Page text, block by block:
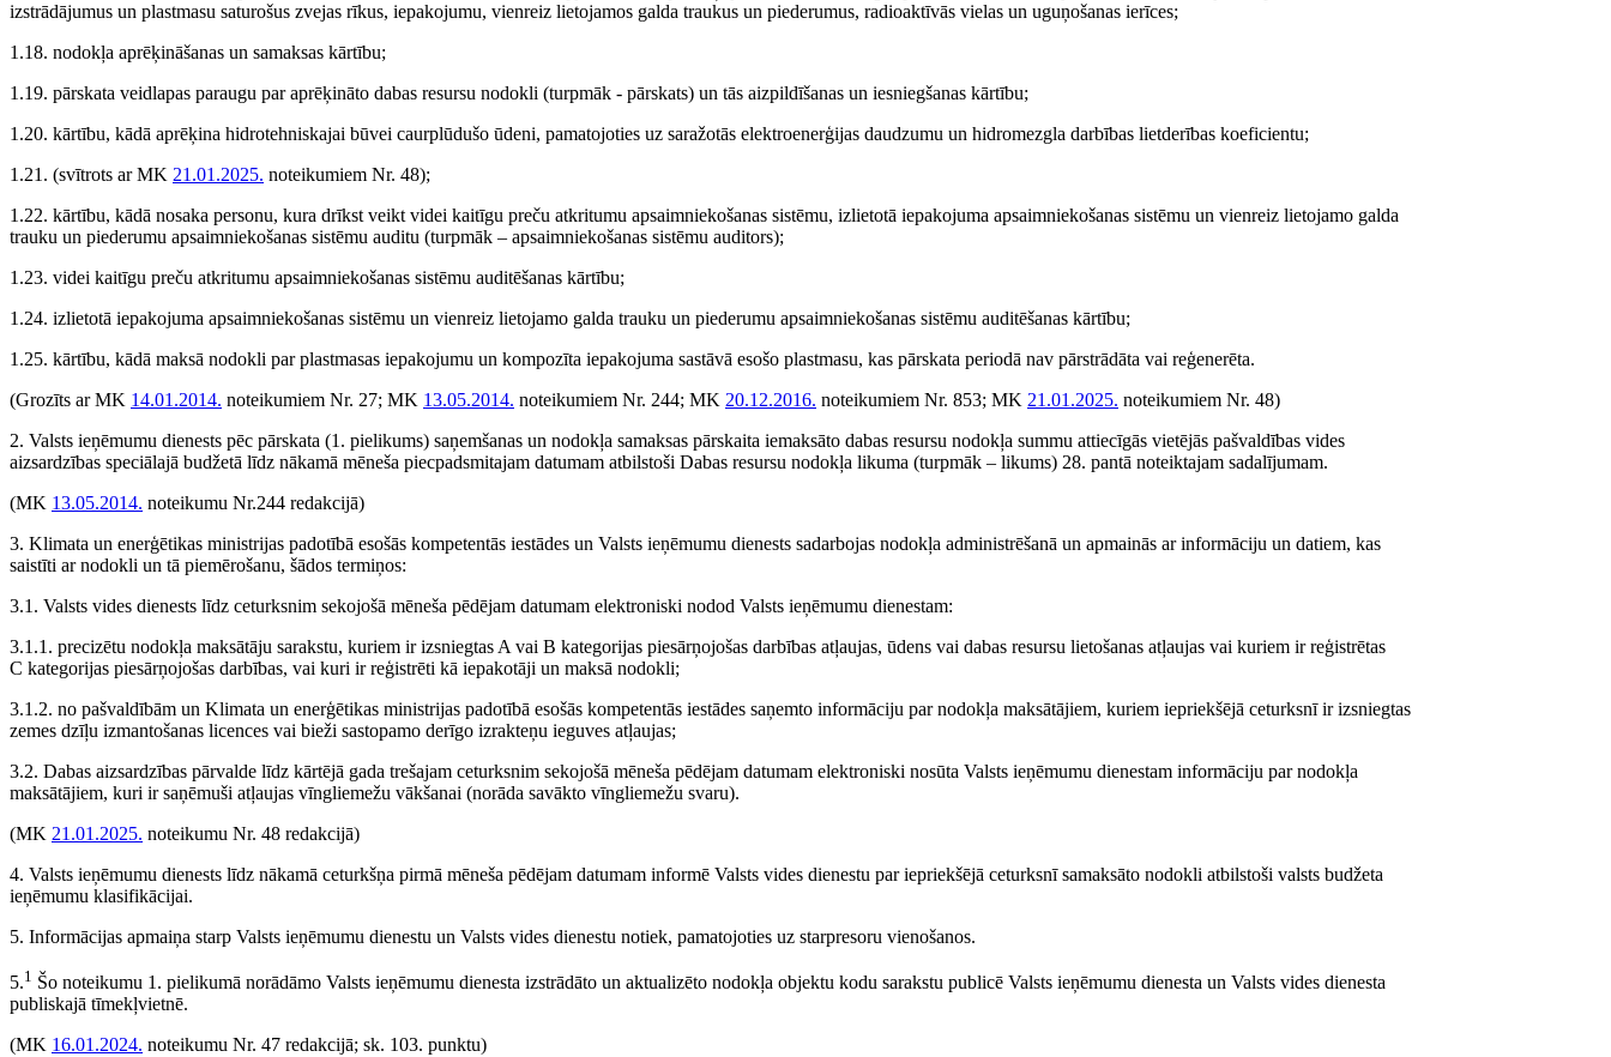
izstrādājumus un plastmasu saturošus zvejas rīkus, iepakojumu, vienreiz lietojamos galda traukus un piederumus, radioaktīvās vielas un uguņošanas ierīces;
1.18. nodokļa aprēķināšanas un samaksas kārtību;
1.19. pārskata veidlapas paraugu par aprēķināto dabas resursu nodokli (turpmāk - pārskats) un tās aizpildīšanas un iesniegšanas kārtību;
1.20. kārtību, kādā aprēķina hidrotehniskajai būvei caurplūdušo ūdeni, pamatojoties uz saražotās elektroenerģijas daudzumu un hidromezgla darbības lietderības koeficientu;
1.21. (svītrots ar MK 21.01.2025. noteikumiem Nr. 48);
1.22. kārtību, kādā nosaka personu, kura drīkst veikt videi kaitīgu preču atkritumu apsaimniekošanas sistēmu, izlietotā iepakojuma apsaimniekošanas sistēmu un vienreiz lietojamo galda
trauku un piederumu apsaimniekošanas sistēmu auditu (turpmāk – apsaimniekošanas sistēmu auditors);
1.23. videi kaitīgu preču atkritumu apsaimniekošanas sistēmu auditēšanas kārtību;
1.24. izlietotā iepakojuma apsaimniekošanas sistēmu un vienreiz lietojamo galda trauku un piederumu apsaimniekošanas sistēmu auditēšanas kārtību;
1.25. kārtību, kādā maksā nodokli par plastmasas iepakojumu un kompozīta iepakojuma sastāvā esošo plastmasu, kas pārskata periodā nav pārstrādāta vai reģenerēta.
(Grozīts ar MK 14.01.2014. noteikumiem Nr. 27; MK 13.05.2014. noteikumiem Nr. 244; MK 20.12.2016. noteikumiem Nr. 853; MK 21.01.2025. noteikumiem Nr. 48)
2. Valsts ieņēmumu dienests pēc pārskata (1. pielikums) saņemšanas un nodokļa samaksas pārskaita iemaksāto dabas resursu nodokļa summu attiecīgās vietējās pašvaldības vides
aizsardzības speciālajā budžetā līdz nākamā mēneša piecpadsmitajam datumam atbilstoši Dabas resursu nodokļa likuma (turpmāk – likums) 28. pantā noteiktajam sadalījumam.
(MK 13.05.2014. noteikumu Nr.244 redakcijā)
3. Klimata un enerģētikas ministrijas padotībā esošās kompetentās iestādes un Valsts ieņēmumu dienests sadarbojas nodokļa administrēšanā un apmainās ar informāciju un datiem, kas
saistīti ar nodokli un tā piemērošanu, šādos termiņos:
3.1. Valsts vides dienests līdz ceturksnim sekojošā mēneša pēdējam datumam elektroniski nodod Valsts ieņēmumu dienestam:
3.1.1. precizētu nodokļa maksātāju sarakstu, kuriem ir izsniegtas A vai B kategorijas piesārņojošas darbības atļaujas, ūdens vai dabas resursu lietošanas atļaujas vai kuriem ir reģistrētas
C kategorijas piesārņojošas darbības, vai kuri ir reģistrēti kā iepakotāji un maksā nodokli;
3.1.2. no pašvaldībām un Klimata un enerģētikas ministrijas padotībā esošās kompetentās iestādes saņemto informāciju par nodokļa maksātājiem, kuriem iepriekšējā ceturksnī ir izsniegtas
zemes dzīļu izmantošanas licences vai bieži sastopamo derīgo izrakteņu ieguves atļaujas;
3.2. Dabas aizsardzības pārvalde līdz kārtējā gada trešajam ceturksnim sekojošā mēneša pēdējam datumam elektroniski nosūta Valsts ieņēmumu dienestam informāciju par nodokļa
maksātājiem, kuri ir saņēmuši atļaujas vīngliemežu vākšanai (norāda savākto vīngliemežu svaru).
(MK 21.01.2025. noteikumu Nr. 48 redakcijā)
4. Valsts ieņēmumu dienests līdz nākamā ceturkšņa pirmā mēneša pēdējam datumam informē Valsts vides dienestu par iepriekšējā ceturksnī samaksāto nodokli atbilstoši valsts budžeta
ieņēmumu klasifikācijai.
5. Informācijas apmaiņa starp Valsts ieņēmumu dienestu un Valsts vides dienestu notiek, pamatojoties uz starpresoru vienošanos.
5.1 Šo noteikumu 1. pielikumā norādāmo Valsts ieņēmumu dienesta izstrādāto un aktualizēto nodokļa objektu kodu sarakstu publicē Valsts ieņēmumu dienesta un Valsts vides dienesta
publiskajā tīmekļvietnē.
(MK 16.01.2024. noteikumu Nr. 47 redakcijā; sk. 103. punktu)